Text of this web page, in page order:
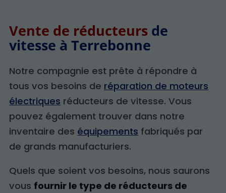
Vente de réducteurs de
vitesse à Terrebonne
Notre compagnie est prête à répondre à
tous vos besoins de réparation de moteurs
électriques réducteurs de vitesse. Vous
pouvez également trouver dans notre
inventaire des équipements fabriqués par
de grands manufacturiers.
Quels que soient vos besoins, nous saurons
vous fournir le type de réducteurs de